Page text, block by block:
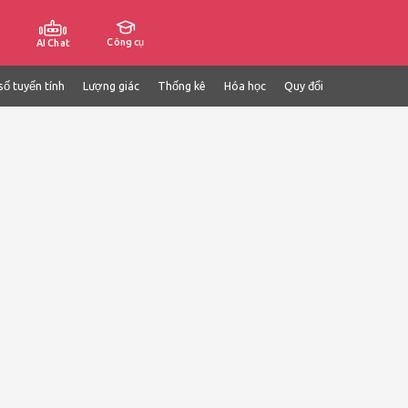
AI Chat Công cụ
tuyến tính Lượng giác Thống kê Hóa học Quy đổi